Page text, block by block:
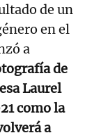
de un
en el
a
de
Laurel
como la
a